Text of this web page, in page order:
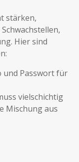
stärken,
Hier sind
und Passwort für
vielschichtig
Mischung aus